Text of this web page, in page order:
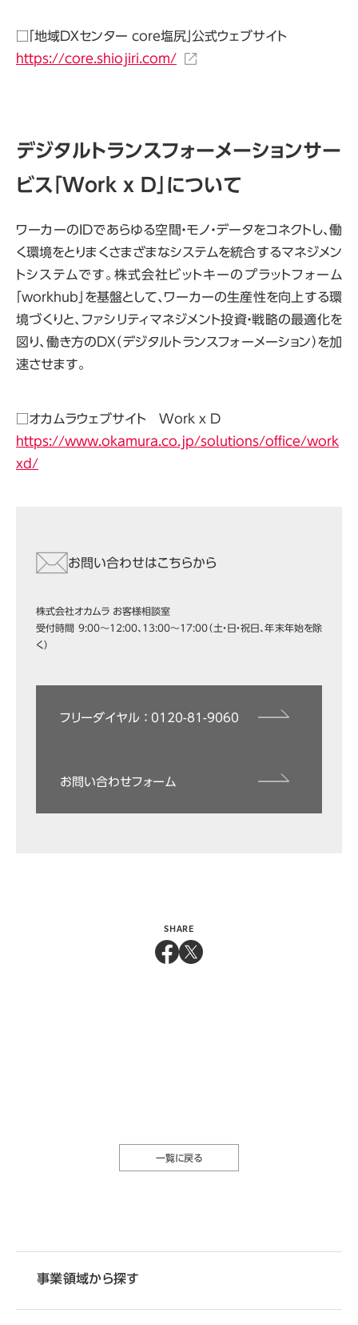
□「地域DXセンター core塩尻」公式ウェブサイト
https://core.shiojiri.com/
デジタルトランスフォーメーションサー
ビス「Work x D」について
ワーカーのIDであらゆる空間・モノ・データをコネクトし、働
く環境をとりまくさまざまなシステムを統合するマネジメン
トシステムです。株式会社ビットキーのプラットフォーム
「workhub」を基盤として、ワーカーの生産性を向上する環
境づくりと、ファシリティマネジメント投資・戦略の最適化を
図り、働き方のDX（デジタルトランスフォーメーション）を加
速させます。
□オカムラウェブサイト Work x D
https://www.okamura.co.jp/solutions/office/work
xd/
お問い合わせはこちらから
株式会社オカムラ お客様相談室
受付時間 9:00～12:00、13:00～17:00（土・日・祝日、年末年始を除
く）
フリーダイヤル ： 0120-81-9060
お問い合わせフォーム
SHARE
一覧に戻る
事業領域から探す